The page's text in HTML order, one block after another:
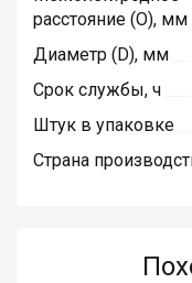
расстояние (O), мм
Диаметр (D), мм
Срок службы, ч
Штук в упаковке
Страна